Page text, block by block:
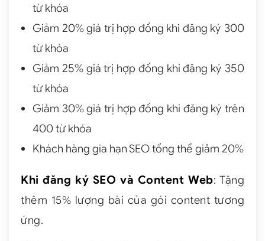
từ khóa
Giảm 20% giá trị hợp đồng khi đăng ký 300
từ khóa
Giảm 25% giá trị hợp đồng khi đăng ký 350
từ khóa
Giảm 30% giá trị hợp đồng khi đăng ký trên
400 từ khóa
Khách hàng gia hạnSEO tổng thể giảm 20%
Khi đăng ký SEO và Content Web: Tặng
thêm 15% lượng bài của gói content tương
ứng.